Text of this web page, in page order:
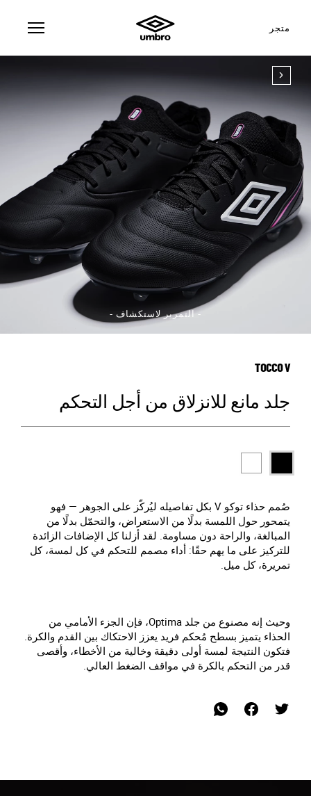
متجر
سمات
ومزايا
توكو
V
- التمرير لاستكشاف -
TOCCO V
جلد مانع للانزلاق من أجل التحكم
صُمم حذاء توكو V بكل تفاصيله ليُركّز على الجوهر — فهو
يتمحور حول اللمسة بدلًا من الاستعراض، والتحمّل بدلًا من
المبالغة، والراحة دون مساومة. لقد أزلنا كل الإضافات الزائدة
للتركيز على ما يهم حقًا: أداء مصمم للتحكم في كل لمسة، كل
تمريرة، كل ميل.
وحيث إنه مصنوع من جلد Optima، فإن الجزء الأمامي من
الحذاء يتميز بسطح مُحكم فريد يعزز الاحتكاك بين القدم والكرة.
فتكون النتيجة لمسة أولى دقيقة وخالية من الأخطاء، وأقصى
قدر من التحكم بالكرة في مواقف الضغط العالي.